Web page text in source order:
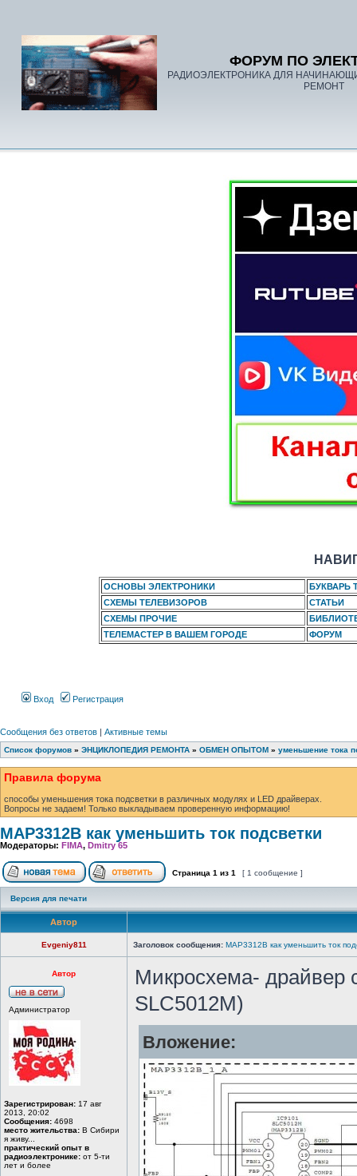
ФОРУМ ПО
РАДИОЭЛЕКТРОНИКА ДЛЯ
РЕМОНТ
ОСНОВЫ ЭЛЕКТРОНИКИ
БУКВАРЬ
СХЕМЫ ТЕЛЕВИЗОРОВ
СТАТЬИ
СХЕМЫ ПРОЧИЕ
ТЕЛЕМАСТЕР В ВАШЕМ ГОРОДЕ
ФОРУМ
Вход Регистрация
Сообщения без ответов | Активные темы
Список форумов » ЭНЦИКЛОПЕДИЯ РЕМОНТА » ОБМЕН ОПЫТОМ » уменьшение тока
Правила форума
способы уменьшения тока подсветки в различных модулях и LED драйверах.
Вопросы не задаем! Только выкладываем проверенную информацию!
MAP3312B как уменьшить ток подсветки
Модераторы: FIMA, Dmitry 65
Страница 1 из 1 [ 1 сообщение ]
Версия для печати
Автор
Evgeniy811 Заголовок сообщения: MAP3312B как уменьшить ток
Автор
Администратор
Зарегистрирован: 17 авг
2013, 20:02
Сообщения: 4698
место жительства: В Сибири
я живу...
практический опыт в
радиоэлектронике: от 5-ти
лет и более
Микросхема- драйвер
SLC5012M)
Вложение: